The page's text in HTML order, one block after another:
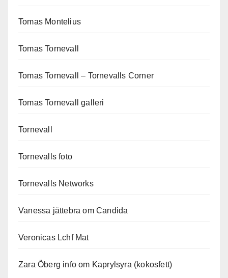
Tomas Montelius
Tomas Tornevall
Tomas Tornevall – Tornevalls Corner
Tomas Tornevall galleri
Tornevall
Tornevalls foto
Tornevalls Networks
Vanessa jättebra om Candida
Veronicas Lchf Mat
Zara Öberg info om Kaprylsyra (kokosfett)